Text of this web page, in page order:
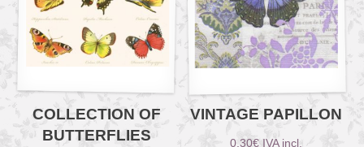
COLLECTION OF
BUTTERFLIES
VINTAGE PAPILLON
0,30€ IVA incl.